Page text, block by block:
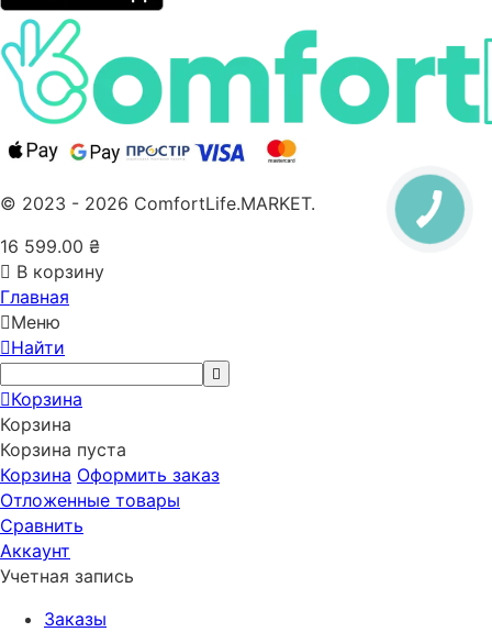
© 2023 - 2026 ComfortLife.MARKET.
16 599.00 ₴
В корзину
Главная
Меню
Найти
Корзина
Корзина
Корзина пуста
Корзина Оформить заказ
Отложенные товары
Сравнить
Аккаунт
Учетная запись
Заказы